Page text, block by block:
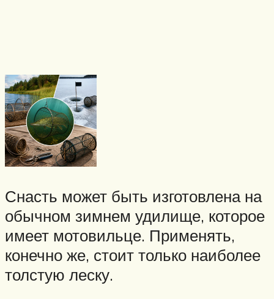
Снасть может быть изготовлена на
обычном зимнем удилище, которое
имеет мотовильце. Применять,
конечно же, стоит только наиболее
толстую леску.